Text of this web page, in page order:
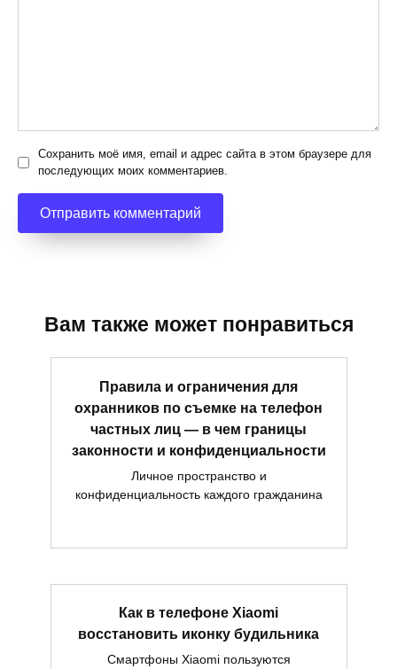
Сохранить моё имя, email и адрес сайта в этом браузере для
последующих моих комментариев.
Вам также может понравиться
Правила и ограничения для
охранников по съемке на телефон
частных лиц — в чем границы
законности и конфиденциальности
Личное пространство и
конфиденциальность каждого гражданина
Как в телефоне Xiaomi
восстановить иконку будильника
Смартфоны Xiaomi пользуются